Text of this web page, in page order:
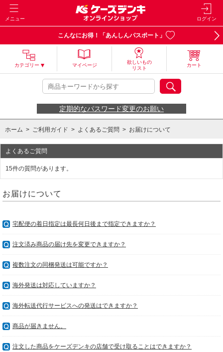
メニュー ログイン
こんなにお得！「あんしんパスポート」
カテゴリー マイページ
欲しいもの
リスト
カート
定期的なパスワード変更のお願い
ホーム > ご利用ガイド > よくあるご質問 > お届けについて
よくあるご質問
15件の質問があります。
お届けについて
宅配便の着日指定は最長何日後まで指定できますか？
注文済み商品の届け先を変更できますか？
複数注文の同梱発送は可能ですか？
海外発送は対応していますか？
海外転送代行サービスへの発送はできますか？
商品が届きません。
注文した商品をケーズデンキの店舗で受け取ることはできますか？